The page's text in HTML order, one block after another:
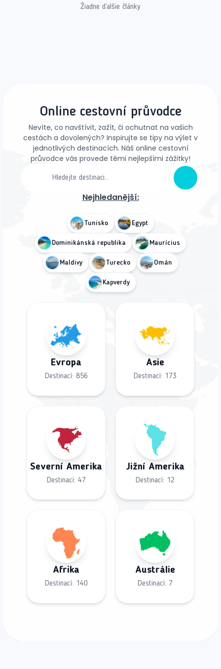
Žiadne ďalšie články
Online cestovní průvodce
Nevíte, co navštívit, zažít, či ochutnat na vašich
cestách a dovolených? Inspirujte se tipy na výlet v
jednotlivých destinacích. Náš online cestovní
průvodce vás provede těmi nejlepšími zážitky!
Nejhledanější:
Tunisko Egypt
Dominikánská republika Maurícius
Maldivy Turecko Omán
Kapverdy
Evropa
Destinací: 856
Asie
Destinací: 173
Severní Amerika
Destinací: 47
Jižní Amerika
Destinací: 12
Afrika
Destinací: 140
Austrálie
Destinací: 7